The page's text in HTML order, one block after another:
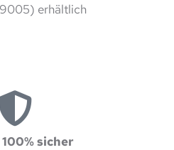
erhältlich
100% sicher